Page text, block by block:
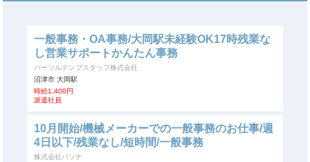
一般事務・OA事務/大岡駅未経験OK17時残業な
し営業サポートかんたん事務
パーソルテンプスタッフ株式会社
沼津市 大岡駅
時給1,400円
派遣社員
10月開始/機械メーカーでの一般事務のお仕事/週
4日以下/残業なし/短時間/一般事務
株式会社パソナ